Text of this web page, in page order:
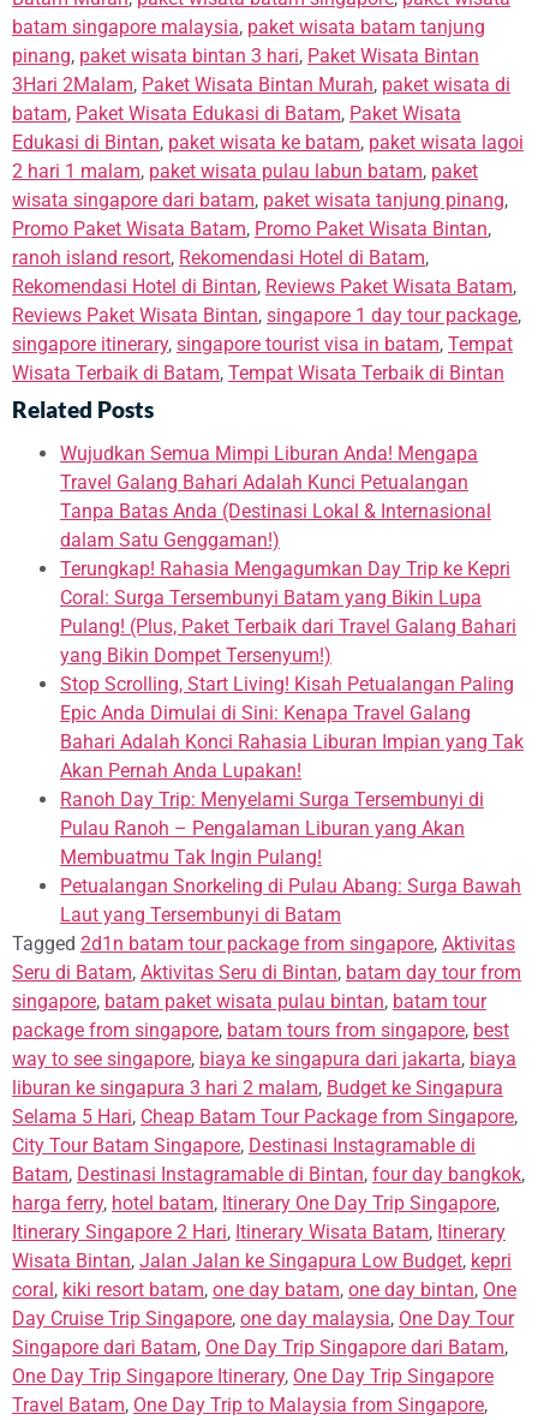
batam singapore malaysia, paket wisata batam tanjung
pinang, paket wisata bintan 3 hari, Paket Wisata Bintan
3Hari 2Malam, Paket Wisata Bintan Murah, paket wisata di
batam, Paket Wisata Edukasi di Batam, Paket Wisata
Edukasi di Bintan, paket wisata ke batam, paket wisata lagoi
2 hari 1 malam, paket wisata pulau labun batam, paket
wisata singapore dari batam, paket wisata tanjung pinang,
Promo Paket Wisata Batam, Promo Paket Wisata Bintan,
ranoh island resort, Rekomendasi Hotel di Batam,
Rekomendasi Hotel di Bintan, Reviews Paket Wisata Batam,
Reviews Paket Wisata Bintan, singapore 1 day tour package,
singapore itinerary, singapore tourist visa in batam, Tempat
Wisata Terbaik di Batam, Tempat Wisata Terbaik di Bintan
Related Posts
Wujudkan Semua Mimpi Liburan Anda! Mengapa
Travel Galang Bahari Adalah Kunci Petualangan
Tanpa Batas Anda (Destinasi Lokal & Internasional
dalam Satu Genggaman!)
Terungkap! Rahasia Mengagumkan Day Trip ke Kepri
Coral: Surga Tersembunyi Batam yang Bikin Lupa
Pulang! (Plus, Paket Terbaik dari Travel Galang Bahari
yang Bikin Dompet Tersenyum!)
Stop Scrolling, Start Living! Kisah Petualangan Paling
Epic Anda Dimulai di Sini: Kenapa Travel Galang
Bahari Adalah Konci Rahasia Liburan Impian yang Tak
Akan Pernah Anda Lupakan!
Ranoh Day Trip: Menyelami Surga Tersembunyi di
Pulau Ranoh – Pengalaman Liburan yang Akan
Membuatmu Tak Ingin Pulang!
Petualangan Snorkeling di Pulau Abang: Surga Bawah
Laut yang Tersembunyi di Batam
Tagged 2d1n batam tour package from singapore, Aktivitas
Seru di Batam, Aktivitas Seru di Bintan, batam day tour from
singapore, batam paket wisata pulau bintan, batam tour
package from singapore, batam tours from singapore, best
way to see singapore, biaya ke singapura dari jakarta, biaya
liburan ke singapura 3 hari 2 malam, Budget ke Singapura
Selama 5 Hari, Cheap Batam Tour Package from Singapore,
City Tour Batam Singapore, Destinasi Instagramable di
Batam, Destinasi Instagramable di Bintan, four day bangkok,
harga ferry, hotel batam, Itinerary One Day Trip Singapore,
Itinerary Singapore 2 Hari, Itinerary Wisata Batam, Itinerary
Wisata Bintan, Jalan Jalan ke Singapura Low Budget, kepri
coral, kiki resort batam, one day batam, one day bintan, One
Day Cruise Trip Singapore, one day malaysia, One Day Tour
Singapore dari Batam, One Day Trip Singapore dari Batam,
One Day Trip Singapore Itinerary, One Day Trip Singapore
Travel Batam, One Day Trip to Malaysia from Singapore,